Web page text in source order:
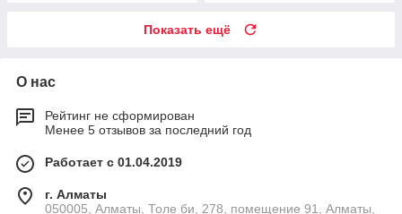
Показать ещё
О нас
Рейтинг не сформирован
Менее 5 отзывов за последний год
Работает с 01.04.2019
г. Алматы
050005, Алматы, Толе би, 278, помещение 91, Алматы,